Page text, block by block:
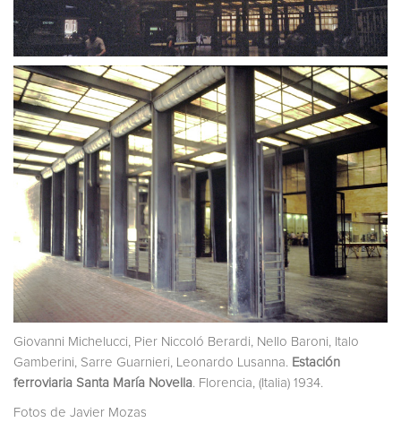
Giovanni Michelucci, Pier Niccoló Berardi, Nello Baroni, Italo
Gamberini, Sarre Guarnieri, Leonardo Lusanna. Estación
ferroviaria Santa María Novella. Florencia, (Italia) 1934.
Fotos de Javier Mozas